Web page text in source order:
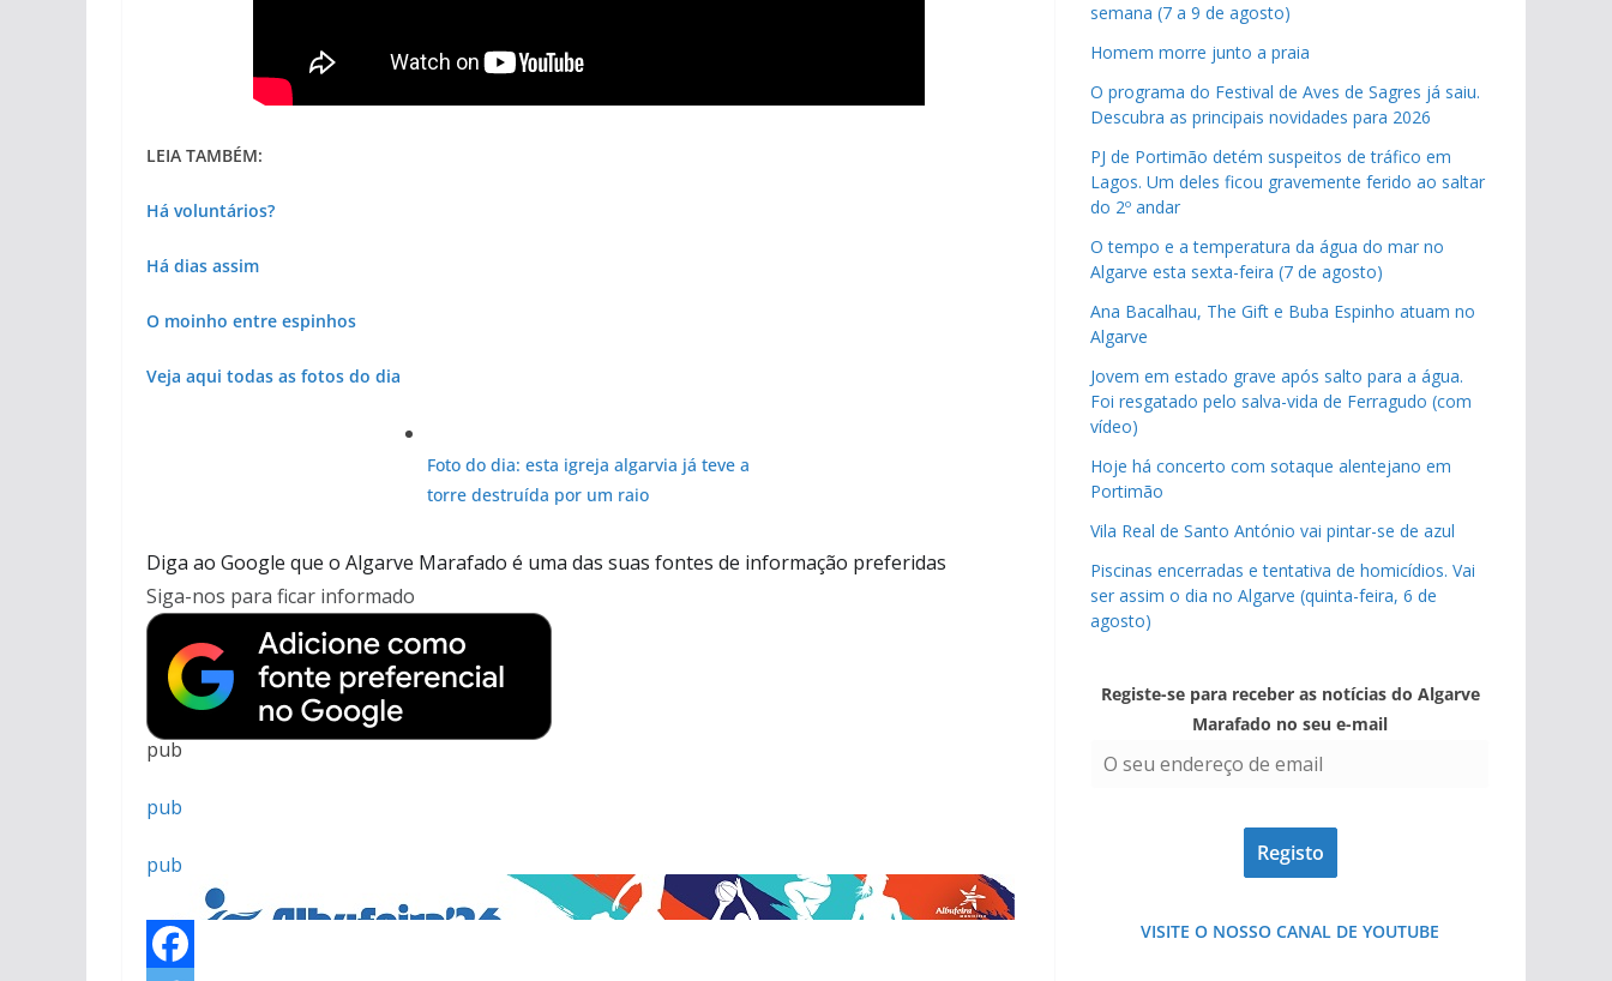
LEIA TAMBÉM:
Há voluntários?
Há dias assim
O moinho entre espinhos
Veja aqui todas as fotos do dia
Foto do dia: esta igreja algarvia já teve a
torre destruída por um raio
Diga ao Google que o Algarve Marafado é uma das suas fontes de informação preferidas
Siga-nos para ficar informado
pub
pub
pub
semana (7 a 9 de agosto)
Homem morre junto a praia
O programa do Festival de Aves de Sagres já saiu.
Descubra as principais novidades para 2026
PJ de Portimão detém suspeitos de tráfico em
Lagos. Um deles ficou gravemente ferido ao saltar
do 2º andar
O tempo e a temperatura da água do mar no
Algarve esta sexta-feira (7 de agosto)
Ana Bacalhau, The Gift e Buba Espinho atuam no
Algarve
Jovem em estado grave após salto para a água.
Foi resgatado pelo salva-vida de Ferragudo (com
vídeo)
Hoje há concerto com sotaque alentejano em
Portimão
Vila Real de Santo António vai pintar-se de azul
Piscinas encerradas e tentativa de homicídios. Vai
ser assim o dia no Algarve (quinta-feira, 6 de
agosto)
Registe-se para receber as notícias do Algarve
Marafado no seu e-mail
VISITE O NOSSO CANAL DE YOUTUBE